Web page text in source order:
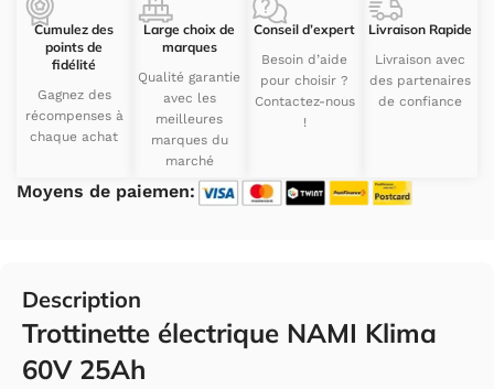
Cumulez des
points de
fidélité
Gagnez des
récompenses à
chaque achat
Large choix de
marques
Qualité garantie
avec les
meilleures
marques du
marché
Conseil d’expert
Besoin d’aide
pour choisir ?
Contactez-nous
!
Livraison Rapide
Livraison avec
des partenaires
de confiance
Moyens de paiemen:
Description
Trottinette électrique NAMI Klima
60V 25Ah